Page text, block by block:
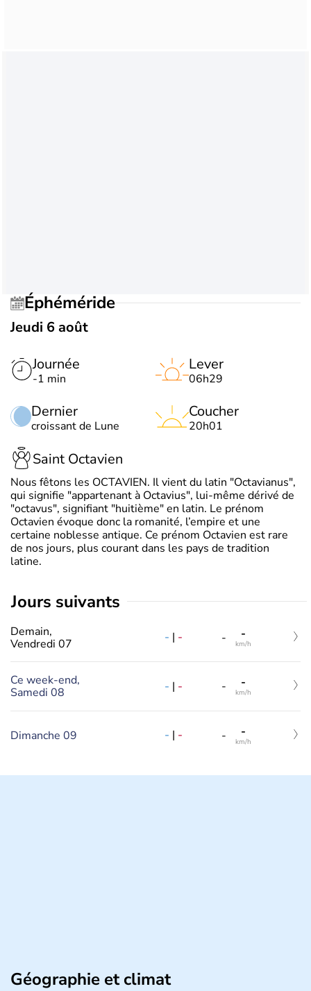
Éphéméride
Jeudi 6 août
Journée
-1 min
Dernier
croissant de Lune
Lever
06h29
Coucher
20h01
Saint Octavien
Nous fêtons les OCTAVIEN. Il vient du latin "Octavianus",
qui signifie "appartenant à Octavius", lui-même dérivé de
"octavus", signifiant "huitième" en latin. Le prénom
Octavien évoque donc la romanité, l’empire et une
certaine noblesse antique. Ce prénom Octavien est rare
de nos jours, plus courant dans les pays de tradition
latine.
jours suivants
Demain,
Vendredi 07
- | - - -
km/h
Ce week-end,
Samedi 08
- | - - -
km/h
Dimanche 09 - | - - -
km/h
Géographie et climat